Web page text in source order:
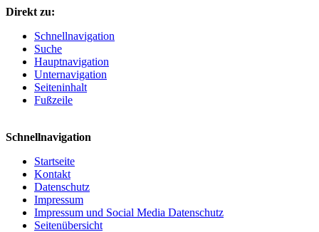
Direkt zu:
Schnellnavigation
Suche
Hauptnavigation
Unternavigation
Seiteninhalt
Fußzeile
Schnellnavigation
Startseite
Kontakt
Datenschutz
Impressum
Impressum und Social Media Datenschutz
Seitenübersicht